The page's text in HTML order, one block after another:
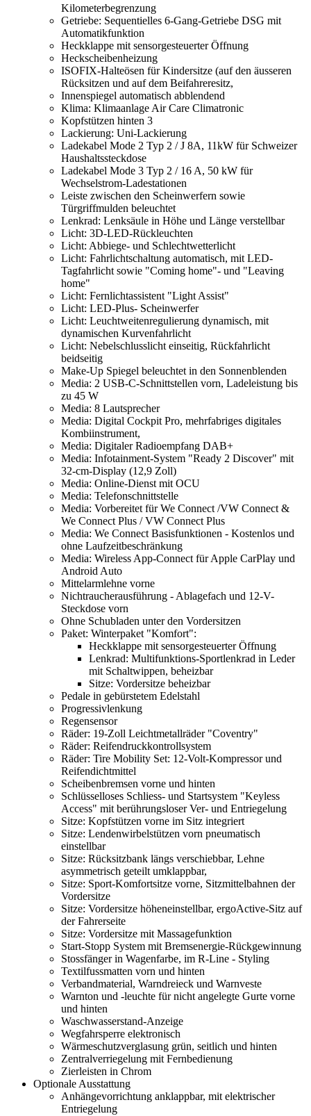
Kilometerbegrenzung
Getriebe: Sequentielles 6-Gang-Getriebe DSG mit
Automatikfunktion
Heckklappe mit sensorgesteuerter Öffnung
Heckscheibenheizung
ISOFIX-Halteösen für Kindersitze (auf den äusseren
Rücksitzen und auf dem Beifahreresitz,
Innenspiegel automatisch abblendend
Klima: Klimaanlage Air Care Climatronic
Kopfstützen hinten 3
Lackierung: Uni-Lackierung
Ladekabel Mode 2 Typ 2 / J 8A, 11kW für Schweizer
Haushaltssteckdose
Ladekabel Mode 3 Typ 2 / 16 A, 50 kW für
Wechselstrom-Ladestationen
Leiste zwischen den Scheinwerfern sowie
Türgriffmulden beleuchtet
Lenkrad: Lenksäule in Höhe und Länge verstellbar
Licht: 3D-LED-Rückleuchten
Licht: Abbiege- und Schlechtwetterlicht
Licht: Fahrlichtschaltung automatisch, mit LED-
Tagfahrlicht sowie "Coming home"- und "Leaving
home"
Licht: Fernlichtassistent "Light Assist"
Licht: LED-Plus- Scheinwerfer
Licht: Leuchtweitenregulierung dynamisch, mit
dynamischen Kurvenfahrlicht
Licht: Nebelschlusslicht einseitig, Rückfahrlicht
beidseitig
Make-Up Spiegel beleuchtet in den Sonnenblenden
Media: 2 USB-C-Schnittstellen vorn, Ladeleistung bis
zu 45 W
Media: 8 Lautsprecher
Media: Digital Cockpit Pro, mehrfabriges digitales
Kombiinstrument,
Media: Digitaler Radioempfang DAB+
Media: Infotainment-System "Ready 2 Discover" mit
32-cm-Display (12,9 Zoll)
Media: Online-Dienst mit OCU
Media: Telefonschnittstelle
Media: Vorbereitet für We Connect /VW Connect &
We Connect Plus / VW Connect Plus
Media: We Connect Basisfunktionen - Kostenlos und
ohne Laufzeitbeschränkung
Media: Wireless App-Connect für Apple CarPlay und
Android Auto
Mittelarmlehne vorne
Nichtraucherausführung - Ablagefach und 12-V-
Steckdose vorn
Ohne Schubladen unter den Vordersitzen
Paket: Winterpaket "Komfort":
Heckklappe mit sensorgesteuerter Öffnung
Lenkrad: Multifunktions-Sportlenkrad in Leder
mit Schaltwippen, beheizbar
Sitze: Vordersitze beheizbar
Pedale in gebürstetem Edelstahl
Progressivlenkung
Regensensor
Räder: 19-Zoll Leichtmetallräder "Coventry"
Räder: Reifendruckkontrollsystem
Räder: Tire Mobility Set: 12-Volt-Kompressor und
Reifendichtmittel
Scheibenbremsen vorne und hinten
Schlüsselloses Schliess- und Startsystem "Keyless
Access" mit berührungsloser Ver- und Entriegelung
Sitze: Kopfstützen vorne im Sitz integriert
Sitze: Lendenwirbelstützen vorn pneumatisch
einstellbar
Sitze: Rücksitzbank längs verschiebbar, Lehne
asymmetrisch geteilt umklappbar,
Sitze: Sport-Komfortsitze vorne, Sitzmittelbahnen der
Vordersitze
Sitze: Vordersitze höheneinstellbar, ergoActive-Sitz auf
der Fahrerseite
Sitze: Vordersitze mit Massagefunktion
Start-Stopp System mit Bremsenergie-Rückgewinnung
Stossfänger in Wagenfarbe, im R-Line - Styling
Textilfussmatten vorn und hinten
Verbandmaterial, Warndreieck und Warnveste
Warnton und -leuchte für nicht angelegte Gurte vorne
und hinten
Waschwasserstand-Anzeige
Wegfahrsperre elektronisch
Wärmeschutzverglasung grün, seitlich und hinten
Zentralverriegelung mit Fernbedienung
Zierleisten in Chrom
Optionale Ausstattung
Anhängevorrichtung anklappbar, mit elektrischer
Entriegelung